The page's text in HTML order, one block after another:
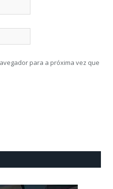
para a próxima vez que